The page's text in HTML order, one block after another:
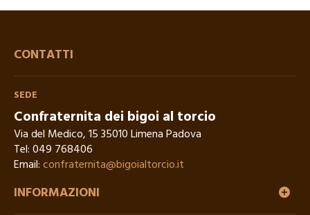
CONTATTI
SEDE
Confraternita dei bigoi al torcio
Via del Medico, 15 35010 Limena Padova
Tel:049 768406
Email:confraternita@bigoialtorcio.it
INFORMAZIONI